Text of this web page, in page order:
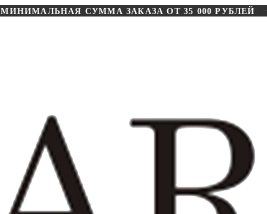
МИНИМАЛЬНАЯ СУММА ЗАКАЗА ОТ 35 000 РУБЛЕЙ